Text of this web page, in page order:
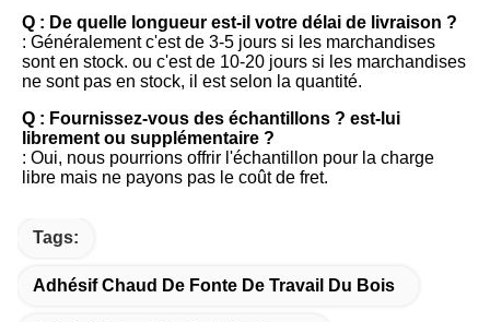
Q : De quelle longueur est-il votre délai de livraison ?
: Généralement c'est de 3-5 jours si les marchandises
sont en stock. ou c'est de 10-20 jours si les marchandises
ne sont pas en stock, il est selon la quantité.
Q : Fournissez-vous des échantillons ? est-lui
librement ou supplémentaire ?
: Oui, nous pourrions offrir l'échantillon pour la charge
libre mais ne payons pas le coût de fret.
Tags:
Adhésif Chaud De Fonte De Travail Du Bois